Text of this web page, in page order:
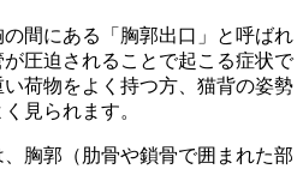
間にある「胸郭出口」と呼ばれ
圧迫されることで起こる症状で
荷物をよく持つ方、猫背の姿勢
見られます。
胸郭（肋骨や鎖骨で囲まれた部